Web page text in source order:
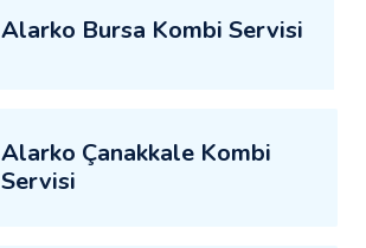
Alarko Bursa Kombi Servisi
Alarko Çanakkale Kombi
Servisi